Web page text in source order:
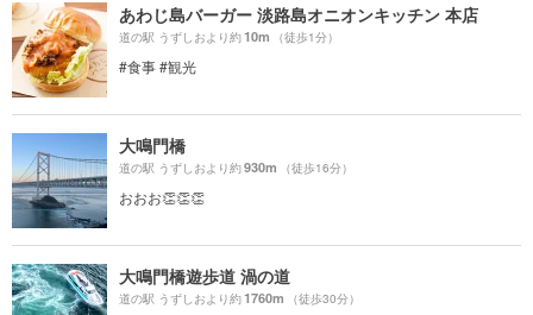
あわじ島バーガー 淡路島オニオンキッチン 本店
道の駅 うずしおより約10m （徒歩1分）
#食事 #観光
大鳴門橋
道の駅 うずしおより約930m （徒歩16分）
おおお👏👏👏
大鳴門橋遊歩道 渦の道
道の駅 うずしおより約1760m （徒歩30分）